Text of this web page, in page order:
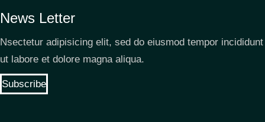
News Letter
Nsectetur adipisicing elit, sed do eiusmod tempor incididunt
ut labore et dolore magna aliqua.
Subscribe